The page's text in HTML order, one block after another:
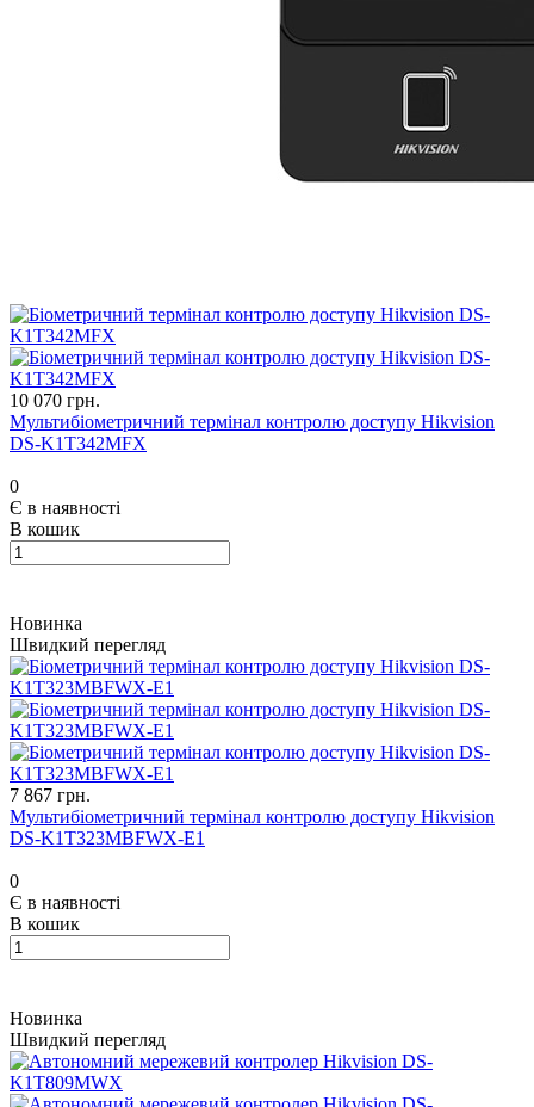
10 070 грн.
Мультибіометричний термінал контролю доступу Hikvision
DS-K1T342MFX
0
Є в наявності
В кошик
Новинка
Швидкий перегляд
7 867 грн.
Мультибіометричний термінал контролю доступу Hikvision
DS-K1T323MBFWX-E1
0
Є в наявності
В кошик
Новинка
Швидкий перегляд